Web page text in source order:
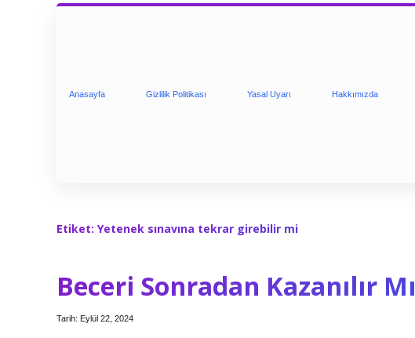
Anasayfa Gizlilik Politikası Yasal Uyarı Hakkımızda
Etiket: Yetenek sınavına tekrar girebilir mi
Beceri Sonradan Kazanılır Mı
Tarih: Eylül 22, 2024